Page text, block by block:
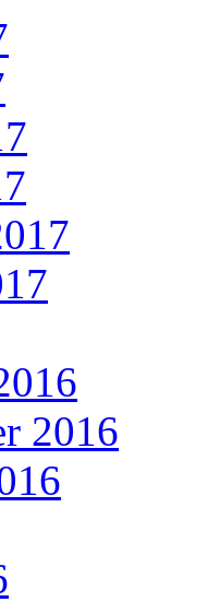
2016